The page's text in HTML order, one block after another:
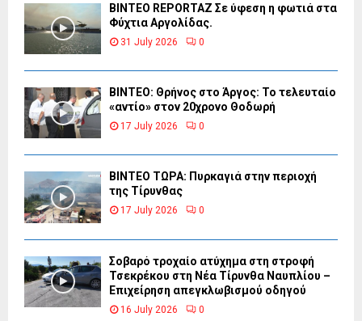
BINTEO REPORTAZ Σε ύφεση η φωτιά στα
Φύχτια Αργολίδας.
31 July 2026 0
ΒΙΝΤΕΟ: Θρήνος στο Άργος: Το τελευταίο
«αντίο» στον 20χρονο Θοδωρή
17 July 2026 0
ΒΙΝΤΕΟ ΤΩΡΑ: Πυρκαγιά στην περιοχή
της Τίρυνθας
17 July 2026 0
Σοβαρό τροχαίο ατύχημα στη στροφή
Τσεκρέκου στη Νέα Τίρυνθα Ναυπλίου –
Επιχείρηση απεγκλωβισμού οδηγού
16 July 2026 0